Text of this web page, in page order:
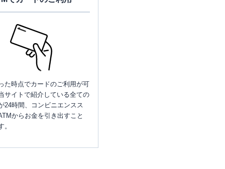
た時点でカードのご利用が可
サイトで紹介している全ての
24時間、コンビニエンスス
からお金を引き出すこと
。